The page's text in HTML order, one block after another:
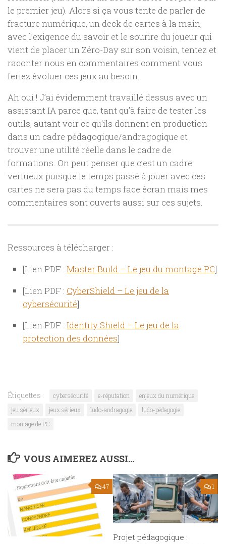
le premier jeu). Alors si ça vous tente de parler de
fracture numérique, un deck de cartes à la main,
avec l’exigence du savoir et le sourire du joueur qui
vient de placer un Zéro-Day sur son voisin, tentez et
raconter nous en commentaires comment vous
feriez évoluer ces jeux au besoin.
Ah oui ! J’ai évidemment travaillé dessus avec un
assistant IA parce que, tant qu’à faire de tester les
outils, autant voir ce qu’ils donnent en production
dans un cadre pédagogique/andragogique et
trouver une utilité réelle dans le cadre de
formations. On peut penser que c’est un cadre
vertueux puisque le temps passé à jouer avec ces
cartes ne sera pas du temps face écran mais mes
commentaires sont ouverts aussi sur ces sujets.
Ressources à télécharger :
[Lien PDF : Master Build – Le jeu du montage PC]
[Lien PDF : CyberShield – Le jeu de la
cybersécurité]
[Lien PDF : Identity Shield – Le jeu de la
protection des données]
Étiquettes : cybersécurité e-réputation
enjeux du numérique
jeu sérieux
jeux sérieux ludo-andragogie
ludo-pédagogie
montage de PC
VOUS AIMEREZ AUSSI...
47 1
Projet pédagogique :